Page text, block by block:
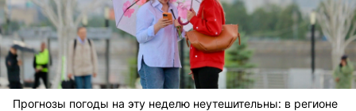
Прогнозы погоды на эту неделю неутешительны: в регионе